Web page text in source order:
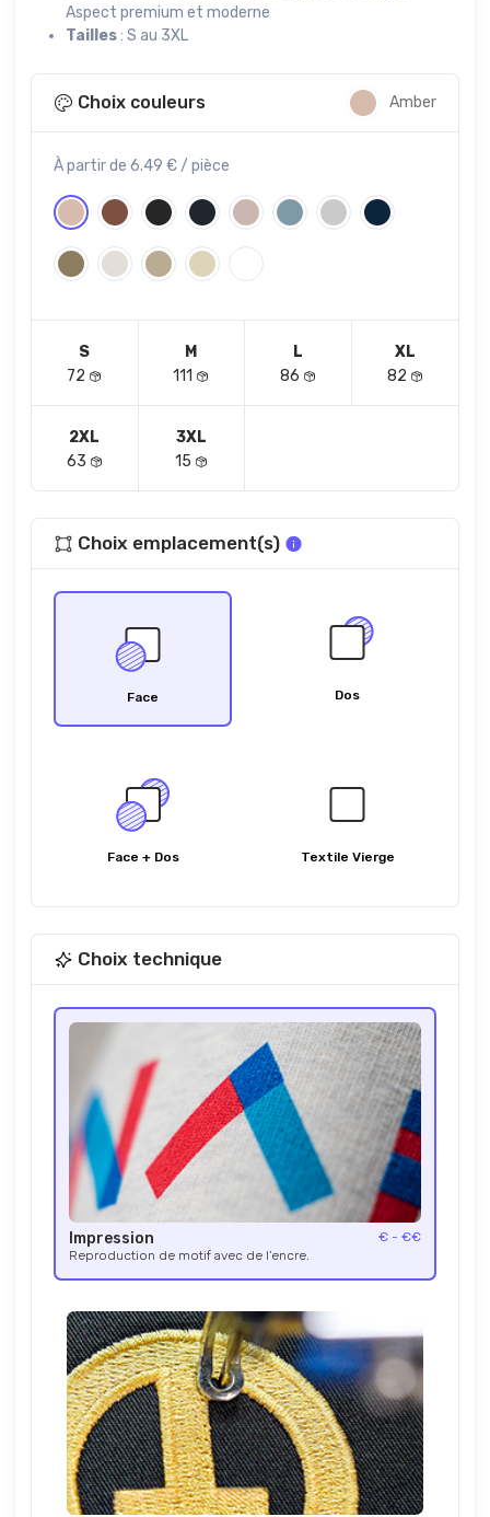
Aspect premium et moderne
Tailles: S au 3XL
Choix couleurs Amber
À partir de 6.49 € / pièce
S
72
M
111
L
86
XL
82
2XL
63
3XL
15
Choix emplacement(s)
Face Dos
Face + Dos Textile Vierge
Choix technique
Impression
€ - €€
Reproduction de motif avec de l’encre.